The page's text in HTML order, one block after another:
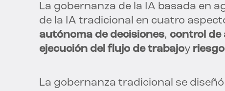
La gobernanza de la IA basada en
de la IA tradicional en cuatro
autónoma de decisiones, control de
ejecución del flujo de trabajoy
La gobernanza tradicional se